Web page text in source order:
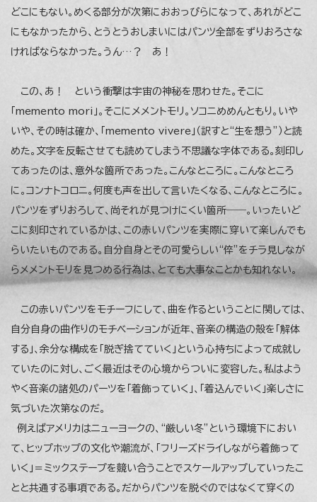
どこにもない。めくる部分が次第におおっぴらになって、あれがどこ
にもなかったから、とうとうおしまいにはパンツ全部をずりおろさな
ければならなかった。うん…？ あ！
この、あ！ という衝撃は宇宙の神秘を思わせた。そこに
「memento mori」。そこにメメントモリ。ソコニめめんともり。いや
いや、その時は確か、「memento vivere」（訳すと“生を想う”）と読
めた。文字を反転させても読めてしまう不思議な字体である。刻印し
てあったのは、意外な箇所であった。こんなところに。こんなところ
に。コンナトコロニ。何度も声を出して言いたくなる、こんなところに。
パンツをずりおろして、尚それが見つけにくい箇所――。いったいど
こに刻印されているかは、この赤いパンツを実際に穿いて楽しんでも
らいたいものである。自分自身とその可愛らしい“倅”をチラ見しなが
らメメントモリを見つめる行為は、とても大事なことかも知れない。
この赤いパンツをモチーフにして、曲を作るということに関しては、
自分自身の曲作りのモチベーションが近年、音楽の構造の殻を「解体
する」、余分な構成を「脱ぎ捨てていく」という心持ちによって成就し
ていたのに対し、ごく最近はその心境からついに変容した。私はよう
やく音楽の諸処のパーツを「着飾っていく」、「着込んでいく」楽しさに
気づいた次第なのだ。
例えばアメリカはニューヨークの、“厳しい冬”という環境下におい
て、ヒップホップの文化や潮流が、「フリーズドライしながら着飾って
いく」＝ミックステープを競い合うことでスケールアップしていったこ
とと共通する事項である。だからパンツを脱ぐのではなくて穿くの